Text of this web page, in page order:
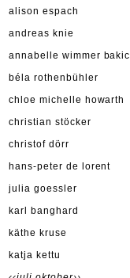
alison espach
andreas knie
annabelle wimmer bakic
béla rothenbühler
chloe michelle howarth
christian stöcker
christof dörr
hans-peter de lorent
julia goessler
karl banghard
käthe kruse
katja kettu